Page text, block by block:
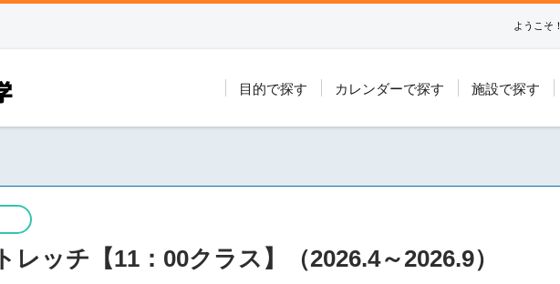
ようこそ！
目的で探す カレンダーで探す 施設で探す
ッチ【11：00クラス】（2026.4～2026.9）